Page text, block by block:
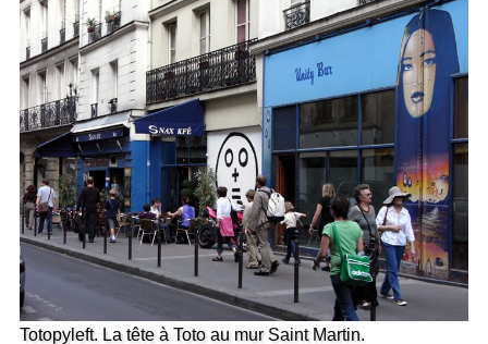
Totopyleft. La tête à Toto au mur Saint Martin.